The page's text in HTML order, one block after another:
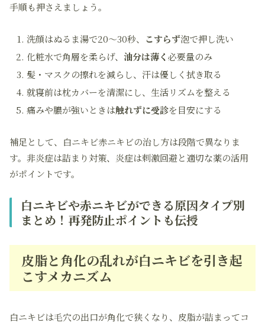
手順も押さえましょう。
洗顔はぬるま湯で20〜30秒、 こすらず泡で押し洗い
化粧水で角層を柔らげ、 油分は薄く 必要量のみ
髪・マスクの擦れを減らし、汗は優しく拭き取る
就寝前は枕カバーを清潔にし、生活リズムを整える
痛みや膿が強いときは触れずに受診を目安にする
補足として、白ニキビ赤ニキビの治し方は段階で異なりま
す。非炎症は詰まり対策、炎症は刺激回避と適切な薬の活用
がポイントです。
白ニキビや赤ニキビができる原因タイプ別
まとめ！再発防止ポイントも伝授
皮脂と角化の乱れが白ニキビを引き起
こすメカニズム
白ニキビは毛穴の出口が角化で狭くなり、皮脂が詰まってコ